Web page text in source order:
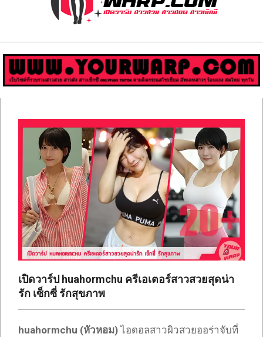
ส่อง
วาร์
ป
สวย
มีชื่อ
เสียง
คน
ดัง
คน
กระแส
เซ็กซี่
ONLYFANS
TIKTOK
Navigation
เปิดวาร์ป huahormchu ครีเอเตอร์สาวสวยสุดน่า
รัก เซ็กซี่ รักสุขภาพ
huahormchu (หัวหอม)ไอดอลสาวผิวสวยออร่าจับที่